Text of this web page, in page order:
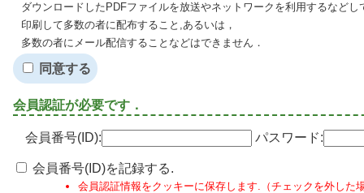
ダウンロードしたPDFファイルを放送やネットワークを利用するなど
印刷して多数の者に配布すること,あるいは，
多数の者にメール配信することなどはできません．
同意する
会員認証が必要です．
会員番号(ID): パスワード:
会員番号(ID)を記録する.
会員認証情報をクッキーに保存します.（チェックを外した